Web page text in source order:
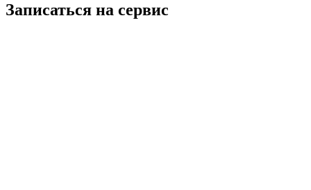
Записаться на сервис